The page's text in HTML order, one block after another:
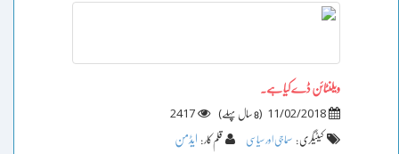
ویلنٹائن ڈے کیا ہے۔
11/02/2018
(8 سال پہلے )
2417
کیٹیگری : سماجی اور سیاسی قلم کار : ایڈمن